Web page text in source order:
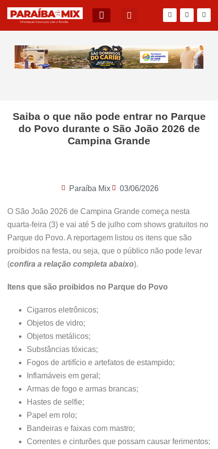
Saiba o que não pode entrar no Parque
do Povo durante o São João 2026 de
Campina Grande
Paraíba Mix 03/06/2026
O São João 2026 de Campina Grande começa nesta
quarta-feira (3) e vai até 5 de julho com shows gratuitos no
Parque do Povo. A reportagem listou os itens que são
proibidos na festa, ou seja, que o público não pode levar
(confira a relação completa abaixo).
Itens que são proibidos no Parque do Povo
Cigarros eletrônicos;
Objetos de vidro;
Objetos metálicos;
Substâncias tóxicas;
Fogos de artifício e artefatos de estampido;
Inflamáveis em geral;
Armas de fogo e armas brancas;
Hastes de selfie;
Papel em rolo;
Bandeiras e faixas com mastro;
Correntes e cinturões que possam causar ferimentos;